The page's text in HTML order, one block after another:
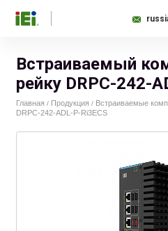
Встраиваемый
рейку DRPC-242-
Главная / Продукция / Встраиваемые
DRPC-242-ADL-P-Ri3ECS